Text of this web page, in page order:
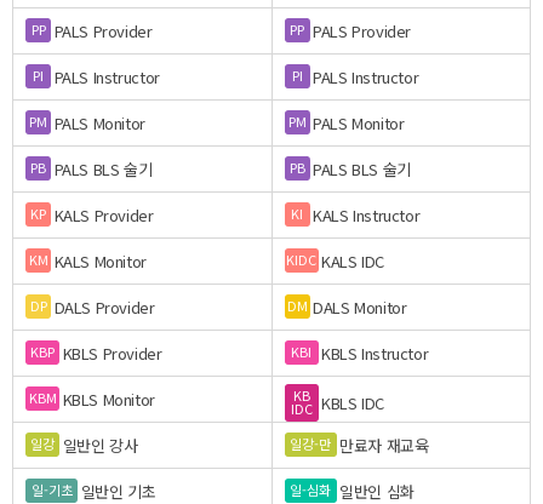
PP PALS Provider PP PALS Provider
PI PALS Instructor PI PALS Instructor
PM PALS Monitor PM PALS Monitor
PB PALS BLS 술기 PB PALS BLS 술기
KP KALS Provider KI KALS Instructor
KM KALS Monitor KIDC KALS IDC
DP DALS Provider DM DALS Monitor
KBP KBLS Provider KBI KBLS Instructor
KBM KBLS Monitor KB
IDC KBLS IDC
일강 일반인 강사 일강-만 만료자 재교육
일-기초 일반인 기초 일-심화 일반인 심화